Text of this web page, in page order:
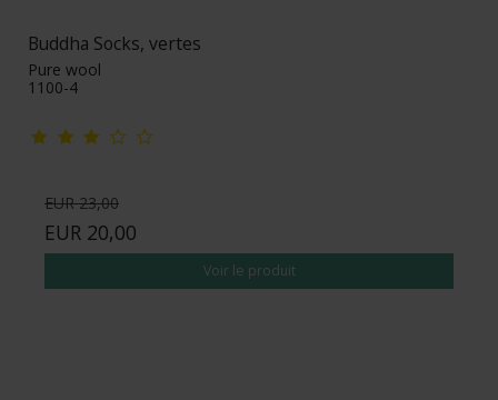
Buddha Socks, vertes
Pure wool
1100-4
EUR 23,00
EUR 20,00
Voir le produit